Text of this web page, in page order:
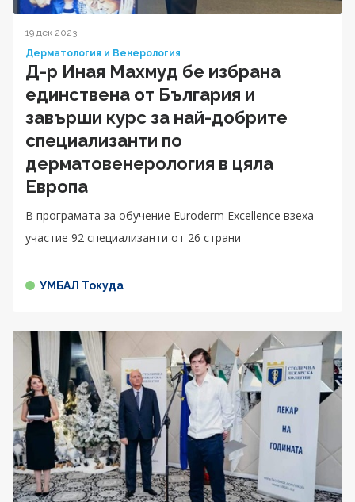
19 дек 2023
Дерматология и Венерология
Д-р Иная Махмуд бе избрана
единствена от България и
завърши курс за най-добрите
специализанти по
дерматовенерология в цяла
Европа
В програмата за обучение Euroderm Excellence взеха
участие 92 специализанти от 26 страни
УМБАЛ Токуда